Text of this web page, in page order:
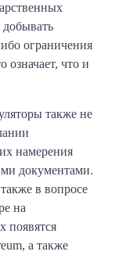
добывать
ограничения
означает, что и
также не
намерения
документами.
в вопросе
на
появятся
а также